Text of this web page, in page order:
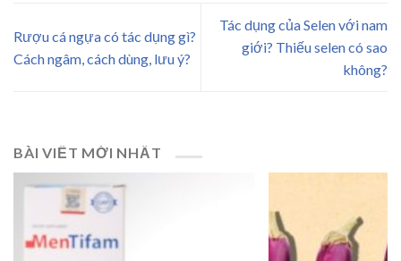
Rượu cá ngựa có tác dụng gì?
Cách ngâm, cách dùng, lưu ý?
Tác dụng của Selen với nam
giới? Thiếu selen có sao
không?
BÀI VIẾT MỚI NHẤT